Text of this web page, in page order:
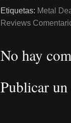
Etiquetas: Metal
Reviews
No hay
Publicar